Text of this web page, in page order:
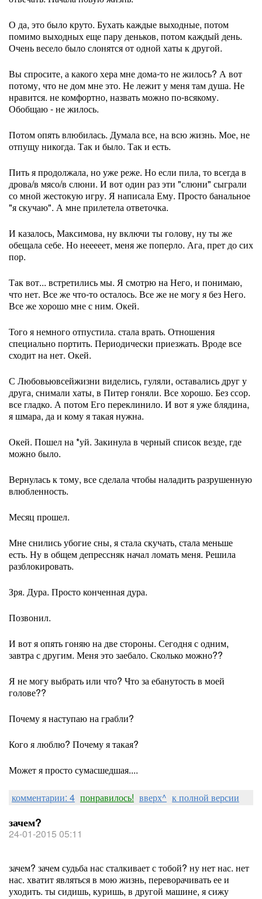
О да, это было круто. Бухать каждые выходные, потом
помимо выходных еще пару деньков, потом каждый день.
Очень весело было слонятся от одной хаты к другой.
Вы спросите, а какого хера мне дома-то не жилось? А вот
потому, что не дом мне это. Не лежит у меня там душа. Не
нравится. не комфортно, назвать можно по-всякому.
Обобщаю - не жилось.
Потом опять влюбилась. Думала все, на всю жизнь. Мое, не
отпущу никогда. Так и было. Так и есть.
Пить я продолжала, но уже реже. Но если пила, то всегда в
дрова/в мясо/в слюни. И вот один раз эти "слюни" сыграли
со мной жестокую игру. Я написала Ему. Просто банальное
"я скучаю". А мне прилетела ответочка.
И казалось, Максимова, ну включи ты голову, ну ты же
обещала себе. Но нееееет, меня же поперло. Ага, прет до сих
пор.
Так вот... встретились мы. Я смотрю на Него, и понимаю,
что нет. Все же что-то осталось. Все же не могу я без Него.
Все же хорошо мне с ним. Окей.
Того я немного отпустила. стала врать. Отношения
специально портить. Периодически приезжать. Вроде все
сходит на нет. Окей.
С Любовьювсейжизни виделись, гуляли, оставались друг у
друга, снимали хаты, в Питер гоняли. Все хорошо. Без ссор.
все гладко. А потом Его переклинило. И вот я уже блядина,
я шмара, да и кому я такая нужна.
Окей. Пошел на *уй. Закинула в черный список везде, где
можно было.
Вернулась к тому, все сделала чтобы наладить разрушенную
влюбленность.
Месяц прошел.
Мне снились убогие сны, я стала скучать, стала меньше
есть. Ну в общем депрессняк начал ломать меня. Решила
разблокировать.
Зря. Дура. Просто конченная дура.
Позвонил.
И вот я опять гоняю на две стороны. Сегодня с одним,
завтра с другим. Меня это заебало. Сколько можно??
Я не могу выбрать или что? Что за ебанутость в моей
голове??
Почему я наступаю на грабли?
Кого я люблю? Почему я такая?
Может я просто сумасшедшая....
комментарии: 4 понравилось! вверх^ к полной версии
зачем?
24-01-2015 05:11
зачем? зачем судьба нас сталкивает с тобой? ну нет нас. нет
нас. хватит являться в мою жизнь, переворачивать ее и
уходить. ты сидишь, куришь, в другой машине, я сижу